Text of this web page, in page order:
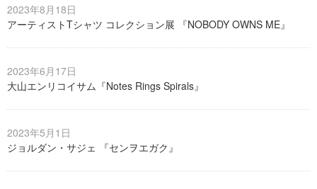
2023年8月18日
アーティストTシャツ コレクション展 『NOBODY OWNS ME』
2023年6月17日
大山エンリコイサム『Notes Rings Spirals』
2023年5月1日
ジョルダン・サジェ 『センヲエガク』